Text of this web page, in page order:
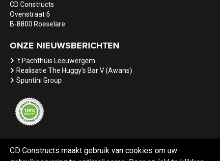
CD Constructs maakt gebruik van cookies om uw
CD Constructs
Ovenstraat 6
B-8800 Roeselare
ONZE NIEUWSBERICHTEN
't Pachthuis Leeuwergem
Realisatie The Huggy's Bar V (Awans)
Spuntini Group